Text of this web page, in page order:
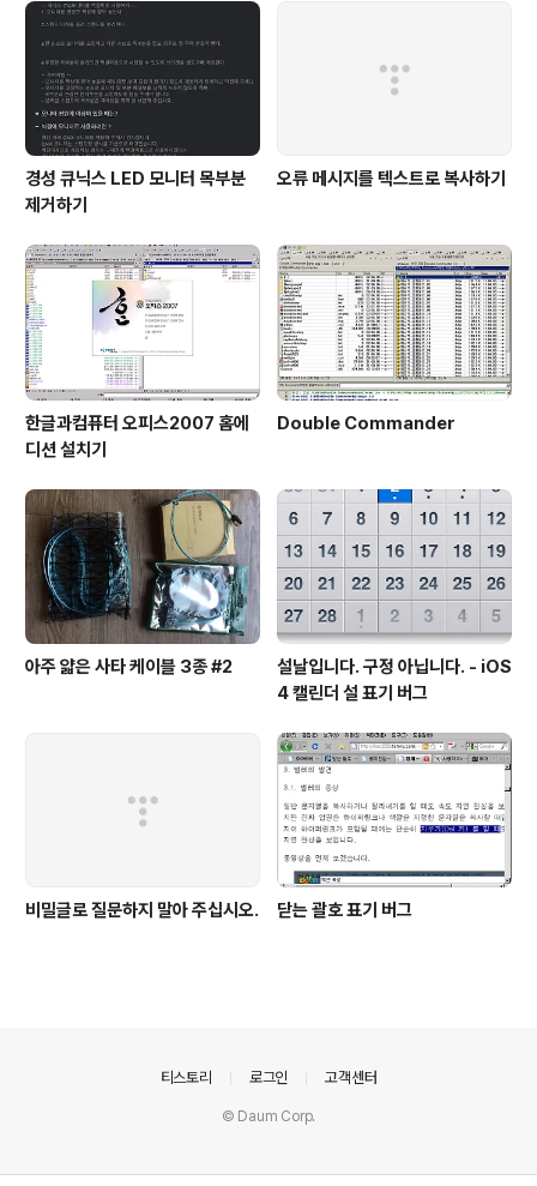
경성 큐닉스 LED 모니터 목부분
제거하기
오류 메시지를 텍스트로 복사하기
한글과컴퓨터 오피스2007 홈에
디션 설치기
Double Commander
아주 얇은 사타 케이블 3종 #2
설날입니다. 구정 아닙니다. - iOS
4 캘린더 설 표기 버그
비밀글로 질문하지 말아 주십시오. 닫는 괄호 표기 버그
티스토리 로그인 고객센터
© Daum Corp.